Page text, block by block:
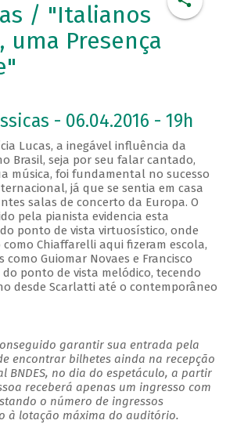
/ "Italianos
uma Presença
- 06.04.2016 - 19h
Lucas, a inegável influência da
Brasil, seja por seu falar cantado,
música, foi fundamental no sucesso
já que se sentia em casa
salas de concerto da Europa. O
pela pianista evidencia esta
ponto de vista virtuosístico, onde
Chiaffarelli aqui fizeram escola,
Guiomar Novaes e Francisco
ponto de vista melódico, tecendo
desde Scarlatti até o contemporâneo
garantir sua entrada pela
encontrar bilhetes ainda na recepção
BNDES, no dia do espetáculo, a partir
receberá apenas um ingresso com
o número de ingressos
à lotação máxima do auditório.